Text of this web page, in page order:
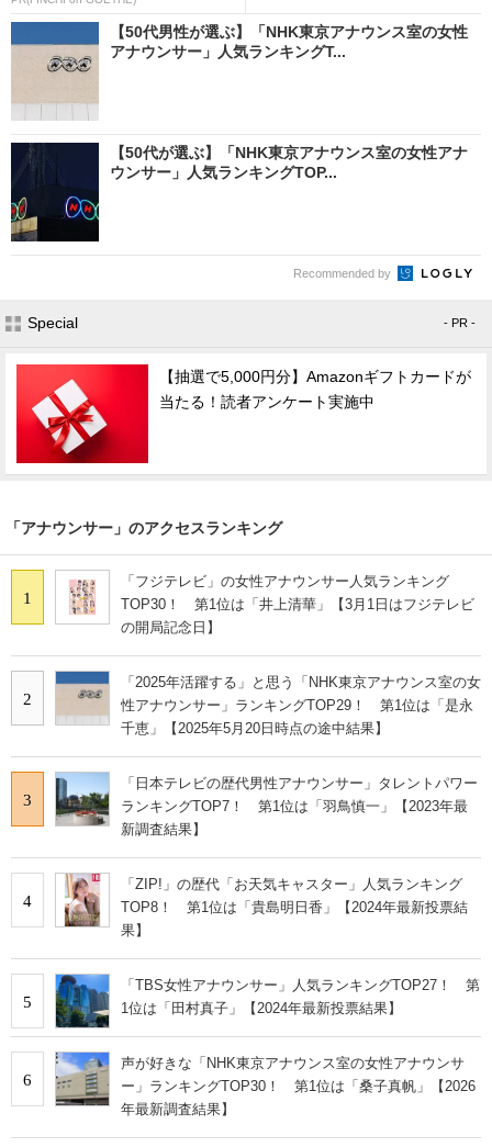
【50代男性が選ぶ】「NHK東京アナウンス室の女性
アナウンサー」人気ランキングT...
【50代が選ぶ】「NHK東京アナウンス室の女性アナ
ウンサー」人気ランキングTOP...
Recommended by
Special - PR -
【抽選で5,000円分】Amazonギフトカードが
当たる！読者アンケート実施中
「アナウンサー」のアクセスランキング
1
「フジテレビ」の女性アナウンサー人気ランキング
TOP30！ 第1位は「井上清華」【3月1日はフジテレビ
の開局記念日】
2
「2025年活躍する」と思う「NHK東京アナウンス室の女
性アナウンサー」ランキングTOP29！ 第1位は「是永
千恵」【2025年5月20日時点の途中結果】
3
「日本テレビの歴代男性アナウンサー」タレントパワー
ランキングTOP7！ 第1位は「羽鳥慎一」【2023年最
新調査結果】
4
「ZIP!」の歴代「お天気キャスター」人気ランキング
TOP8！ 第1位は「貴島明日香」【2024年最新投票結
果】
5
「TBS女性アナウンサー」人気ランキングTOP27！ 第
1位は「田村真子」【2024年最新投票結果】
6
声が好きな「NHK東京アナウンス室の女性アナウンサ
ー」ランキングTOP30！ 第1位は「桑子真帆」【2026
年最新調査結果】